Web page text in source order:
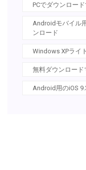
PCでダウンロー
Androidモバイル
ンロード
Windows XPライ
無料ダウンロー
Android用のiOS